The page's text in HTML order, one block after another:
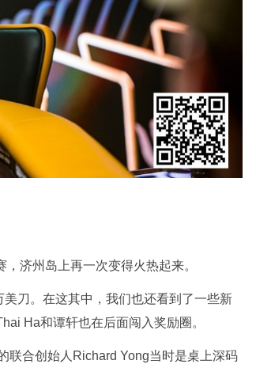
济州岛上再一次变得火热起来。
刀。在这其中，我们也还看到了一些新
Ha和谭轩也在后面闯入奖励圈。
联合创始人Richard Yong当时是桌上深码